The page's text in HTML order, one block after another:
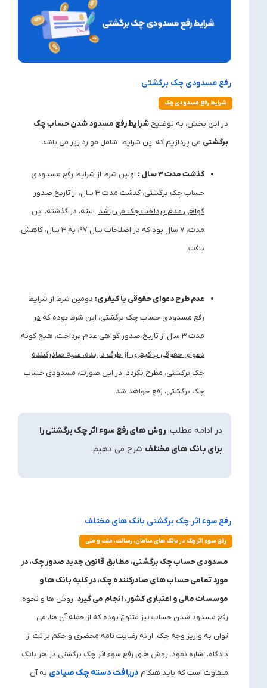
رفع مسدودی چک برگشتی
شرایط رفع مسدودی چک
در این بخش، به توضیح شرایط رفع مسدود شدن حساب چک
برگشتی می پردازیم که این شرایط، شامل موارد زیر می باشد:
گذشت مدت 3 سال :
اولین شرط از شرایط رفع مسدودی
حساب چک برگشتی،
گذشت مدت 3 سال، از تاریخ صدور
گواهی عدم پرداخت چک می باشد. البته، در گذشته، این
مدت، 7 سال بود که در اصلاحات سال 97، به 3 سال، کاهش
یافت.
عدم طرح دعوای حقوقی یا کیفری: دومین شرط از شرایط
رفع مسدودی حساب چک برگشتی، این شرط بوده که در
مدت 3 سال از تاریخ صدور گواهی عدم پرداخت، هیچ گونه
دعوای حقوقی یا کیفری، از طرف دارنده، علیه صادرکننده
چک برگشتی، مطرح نگردد. در این صورت، مسدودی حساب
چک برگشتی، رفع خواهد شد.
در ادامه مطلب، روش های رفع سوء اثر چک برگشتی را
برای بانک های مختلف شرح می دهیم.
رفع سوء اثر چک برگشتی بانک های مختلف
رفع سوء اثر چک در بانک های سامان، رسالت، ملت و ملی
مسدودی حساب چک برگشتی، مطابق قانون جدید صدور چک، در
مورد تمامی حساب های صادرکننده چک، در کلیه بانک ها و
موسسات مالی و اعتباری کشور، انجام می گیرد. روش ها و نحوه
رفع مسدود شدن حساب نیز متنوع بوده که از جمله آن ها، می
توان به واریز وجه چک، ارائه رضایت نامه محضری و حکم برائت از
دادگاه، اشاره نمود. روش های رفع سوء اثر چک برگشتی در هر بانک
متفاوت است که باید هنگام دریافت دسته چک صیادی به آن